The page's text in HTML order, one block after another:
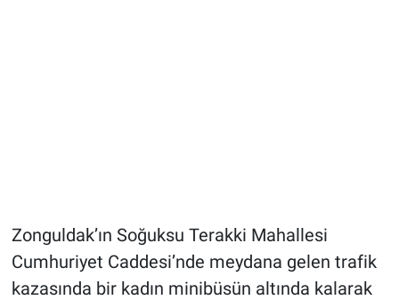
Zonguldak’ın Soğuksu Terakki Mahallesi
Cumhuriyet Caddesi’nde meydana gelen trafik
kazasında bir kadın minibüsün altında kalarak